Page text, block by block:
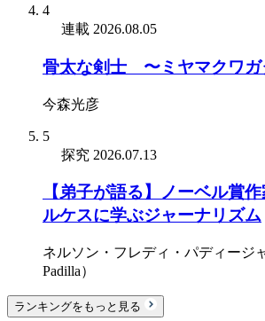
4
連載 2026.08.05
骨太な剣士 〜ミヤマクワガ
今森光彦
5
探究 2026.07.13
【弟子が語る】ノーベル賞
ルケスに学ぶジャーナリズム
ネルソン・フレディ・パディージ
Padilla）
ランキングをもっと見る